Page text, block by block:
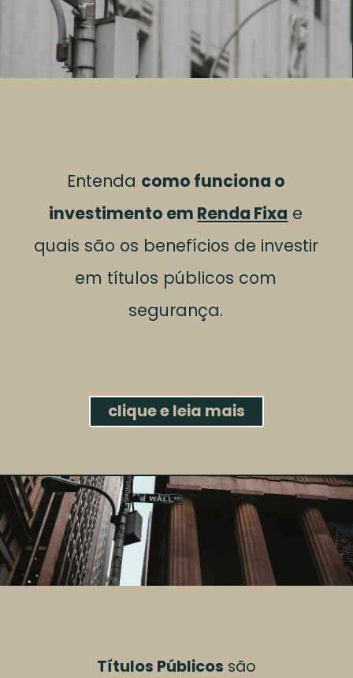
clique e leia mais
Entenda como funciona o
investimento em Renda Fixa e
quais são os benefícios de investir
em títulos públicos com
segurança.
Títulos Públicos são